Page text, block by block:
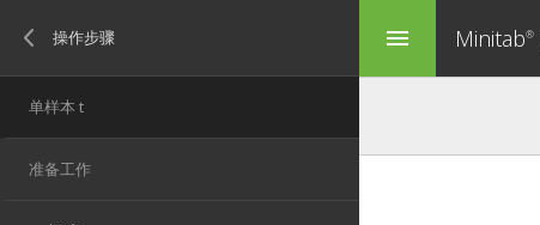
menu Minitab®